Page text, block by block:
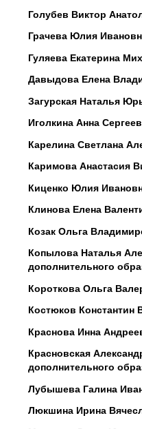
Голубев Виктор
Грачева Юлия
Гуляева Екатерина
Давыдова Елена
Загурская Наталья
Иголкина Анна
Карелина Светлана
Каримова Анастасия
Киценко Юлия
Клинова Елена
Козак Ольга
Копылова Наталья
дополнительного
Короткова Ольга
Костюков Константин
Краснова Инна
Красновская
дополнительного
Лубышева Галина
Люкшина Ирина